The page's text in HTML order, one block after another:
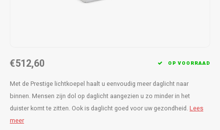
€512,60 OP VOORRAAD
Met de Prestige lichtkoepel haalt u eenvoudig meer daglicht naar
binnen. Mensen zijn dol op daglicht aangezien u zo minder in het
duister komt te zitten. Ook is daglicht goed voor uw gezondheid. Lees
meer